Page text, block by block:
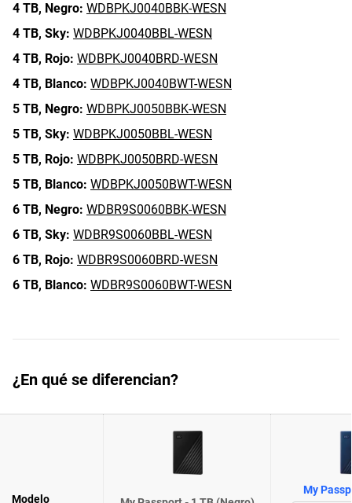
4 TB, Negro: WDBPKJ0040BBK-WESN
4 TB, Sky: WDBPKJ0040BBL-WESN
4 TB, Rojo: WDBPKJ0040BRD-WESN
4 TB, Blanco: WDBPKJ0040BWT-WESN
5 TB, Negro: WDBPKJ0050BBK-WESN
5 TB, Sky: WDBPKJ0050BBL-WESN
5 TB, Rojo: WDBPKJ0050BRD-WESN
5 TB, Blanco: WDBPKJ0050BWT-WESN
6 TB, Negro: WDBR9S0060BBK-WESN
6 TB, Sky: WDBR9S0060BBL-WESN
6 TB, Rojo: WDBR9S0060BRD-WESN
6 TB, Blanco: WDBR9S0060BWT-WESN
¿En qué se diferencian?
Modelo
My